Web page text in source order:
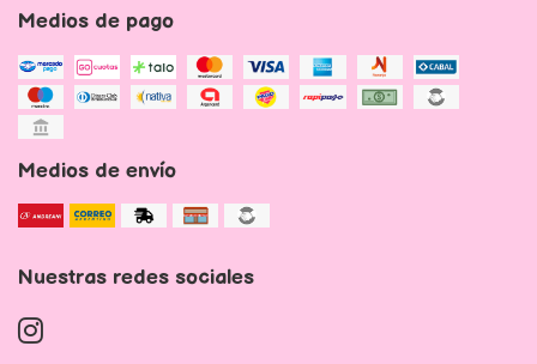
Medios de pago
Medios de envío
Nuestras redes sociales